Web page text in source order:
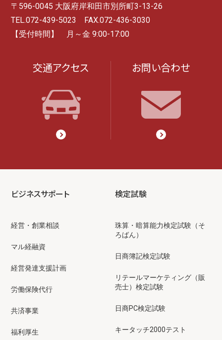
〒596-0045 大阪府岸和田市別所町3-13-26
TEL.072-439-5023 FAX.072-436-3030
【受付時間】 月～金 9:00-17:00
交通アクセス お問い合わせ
ビジネスサポート
経営・創業相談
マル経融資
経営発達支援計画
労働保険代行
共済事業
福利厚生
検定試験
珠算・暗算能力検定試験（そ
ろばん）
日商簿記検定試験
リテールマーケティング（販
売士）検定試験
日商PC検定試験
キータッチ2000テスト